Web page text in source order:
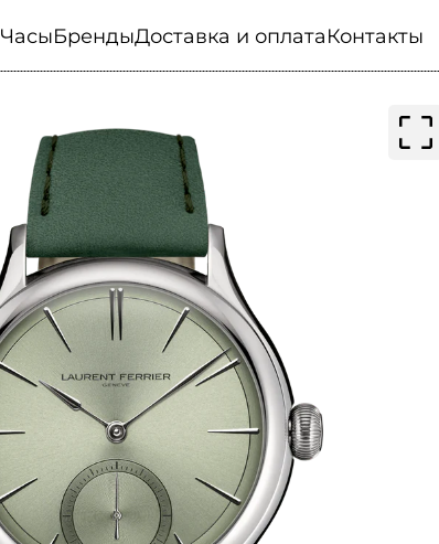
ЧасыБрендыДоставка и оплатаКонтакты